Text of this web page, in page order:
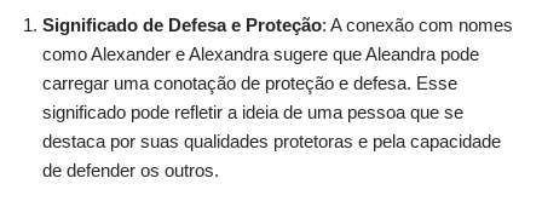
Significado de Defesa e Proteção: A conexão com nomes
como Alexander e Alexandra sugere que Aleandra pode
carregar uma conotação de proteção e defesa. Esse
significado pode refletir a ideia de uma pessoa que se
destaca por suas qualidades protetoras e pela capacidade
de defender os outros.